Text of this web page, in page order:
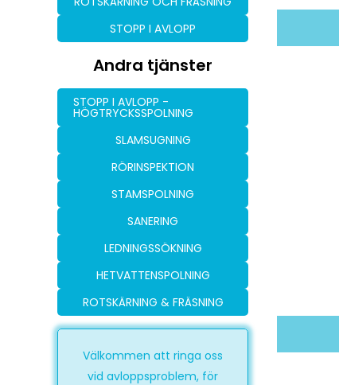
STOPP I AVLOPP
Andra tjänster
STOPP I AVLOPP -
HÖGTRYCKSSPOLNING
SLAMSUGNING
RÖRINSPEKTION
STAMSPOLNING
SANERING
LEDNINGSSÖKNING
HETVATTENSPOLNING
ROTSKÄRNING & FRÄSNING
Välkommen att ringa oss
vid avloppsproblem, för